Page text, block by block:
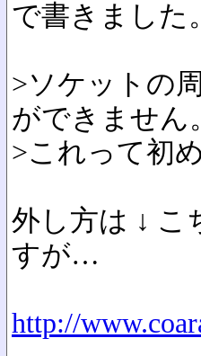
で書きました。
>ソケットの
ができません
>これって初
外し方は ↓ こ
すが…
http://